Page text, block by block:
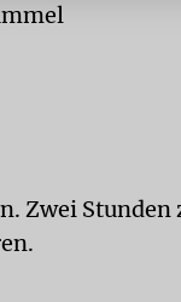
Zwei Stunden